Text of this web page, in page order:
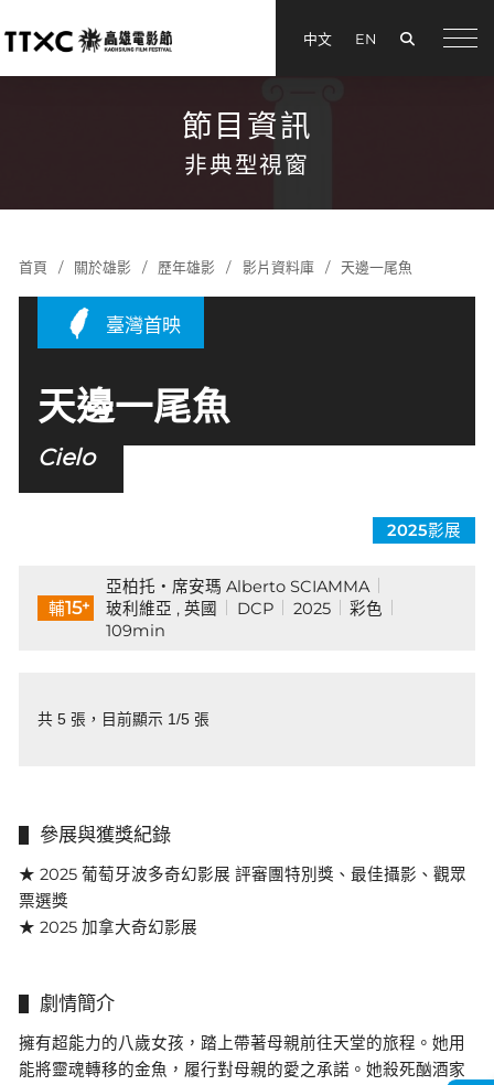
中文 EN
節目資訊
非典型視窗
首頁 關於雄影 歷年雄影 影片資料庫 天邊一尾魚
臺灣首映
天邊一尾魚
Cielo
2025影展
輔15+
亞柏托・席安瑪 Alberto SCIAMMA
玻利維亞 , 英國
DCP 2025
彩色
109min
共 5 張，目前顯示 1/5 張
參展與獲獎紀錄
★ 2025 葡萄牙波多奇幻影展 評審團特別獎、最佳攝影、觀眾
票選獎
★ 2025 加拿大奇幻影展
劇情簡介
擁有超能力的八歲女孩，踏上帶著母親前往天堂的旅程。她用
能將靈魂轉移的金魚，履行對母親的愛之承諾。她殺死酗酒家